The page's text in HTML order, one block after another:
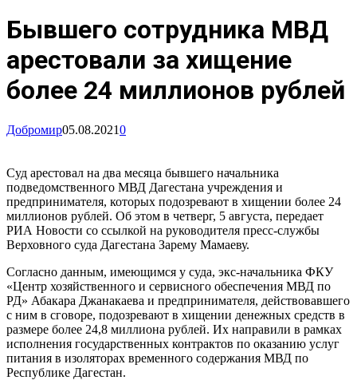
Бывшего сотрудника МВД
арестовали за хищение
более 24 миллионов рублей
Добромир05.08.20210
Суд арестовал на два месяца бывшего начальника
подведомственного МВД Дагестана учреждения и
предпринимателя, которых подозревают в хищении более 24
миллионов рублей. Об этом в четверг, 5 августа, передает
РИА Новости со ссылкой на руководителя пресс-службы
Верховного суда Дагестана Зарему Мамаеву.
Согласно данным, имеющимся у суда, экс-начальника ФКУ
«Центр хозяйственного и сервисного обеспечения МВД по
РД» Абакара Джанакаева и предпринимателя, действовавшего
с ним в сговоре, подозревают в хищении денежных средств в
размере более 24,8 миллиона рублей. Их направили в рамках
исполнения государственных контрактов по оказанию услуг
питания в изоляторах временного содержания МВД по
Республике Дагестан.